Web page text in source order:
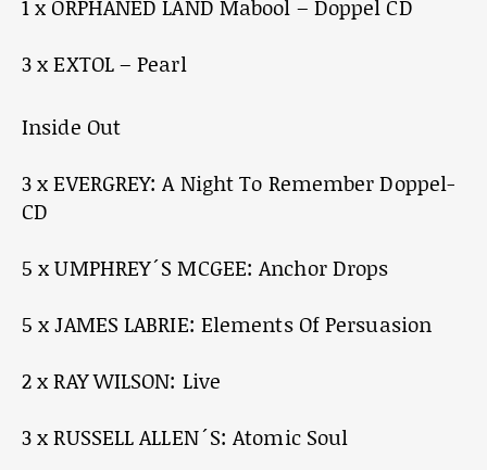
1 x ORPHANED LAND Mabool – Doppel CD
3 x EXTOL – Pearl
Inside Out
3 x EVERGREY: A Night To Remember Doppel-
CD
5 x UMPHREY´S MCGEE: Anchor Drops
5 x JAMES LABRIE: Elements Of Persuasion
2 x RAY WILSON: Live
3 x RUSSELL ALLEN´S: Atomic Soul